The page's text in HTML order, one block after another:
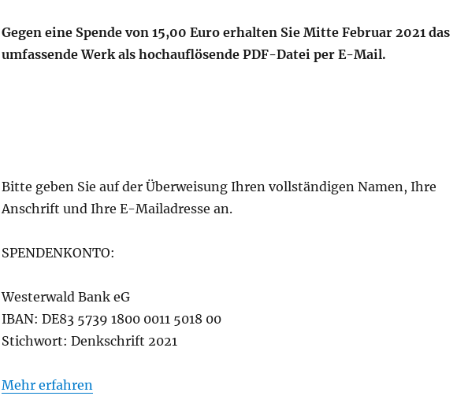
Gegen eine Spende von 15,00 Euro erhalten Sie Mitte Februar 2021 das
umfassende Werk als hochauflösende PDF-Datei per E-Mail.
Bitte geben Sie auf der Überweisung Ihren vollständigen Namen, Ihre
Anschrift und Ihre E-Mailadresse an.
SPENDENKONTO:
Westerwald Bank eG
IBAN: DE83 5739 1800 0011 5018 00
Stichwort: Denkschrift 2021
Mehr erfahren